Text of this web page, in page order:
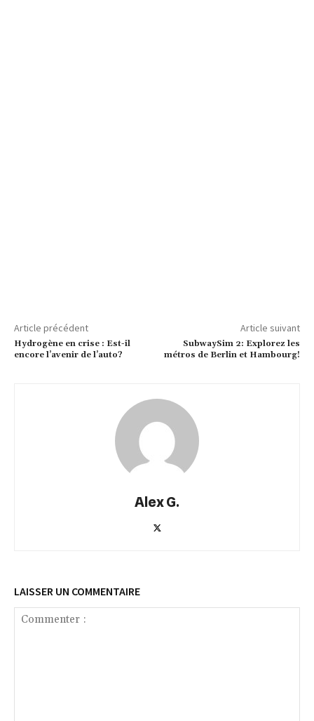
Article précédent
Hydrogène en crise : Est-il
encore l’avenir de l’auto?
Article suivant
SubwaySim 2: Explorez les
métros de Berlin et Hambourg!
Alex G.
LAISSER UN COMMENTAIRE